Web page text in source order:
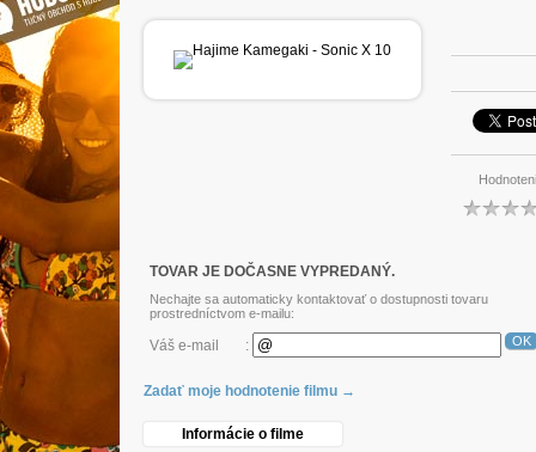
TOVAR JE DOČASNE VYPREDANÝ.
Nechajte sa automaticky kontaktovať o dostupnosti tovaru
prostredníctvom e-mailu:
Váš e-mail : OK
Zadať moje hodnotenie filmu →
Informácie o filme